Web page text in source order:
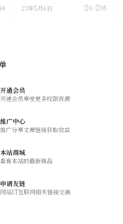
23年5月6日 0 95
开通会员
开通会员享受更多权限资源
推广中心
推广分享文章链接获取收益
本站商城
查看本站的最新商品
申请友链
网站IT互联网相关链接交换